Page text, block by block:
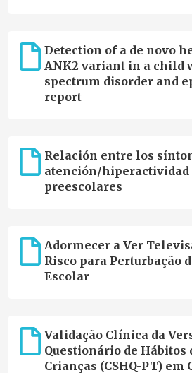
Detection of a de novo
ANK2 variant in a child
spectrum disorder and
report
Relación entre los
atención/hiperactividad
preescolares
Adormecer a Ver
Risco para Perturbação
Escolar
Validação Clínica da
Questionário de Hábitos
Crianças (CSHQ-PT) em